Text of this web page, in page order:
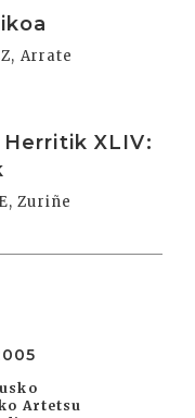
Arrate
XLIV:
Zuriñe
Artetsu